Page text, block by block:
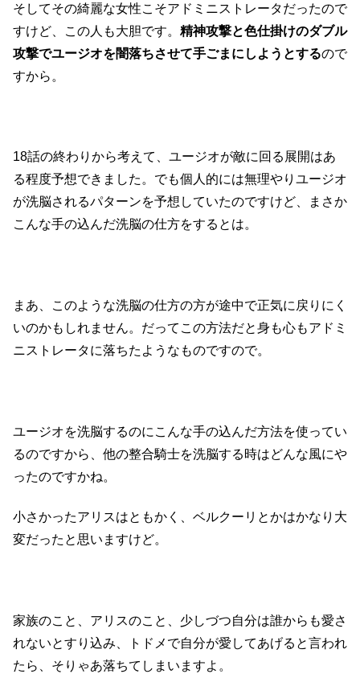
そしてその綺麗な女性こそアドミニストレータだったので
すけど、この人も大胆です。 精神攻撃と色仕掛けのダブル
攻撃でユージオを闇落ちさせて手ごまにしようとするので
すから。
18話の終わりから考えて、ユージオが敵に回る展開はあ
る程度予想できました。でも個人的には無理やりユージオ
が洗脳されるパターンを予想していたのですけど、まさか
こんな手の込んだ洗脳の仕方をするとは。
まあ、このような洗脳の仕方の方が途中で正気に戻りにく
いのかもしれません。だってこの方法だと身も心もアドミ
ニストレータに落ちたようなものですので。
ユージオを洗脳するのにこんな手の込んだ方法を使ってい
るのですから、他の整合騎士を洗脳する時はどんな風にや
ったのですかね。
小さかったアリスはともかく、ベルクーリとかはかなり大
変だったと思いますけど。
家族のこと、アリスのこと、少しづつ自分は誰からも愛さ
れないとすり込み、トドメで自分が愛してあげると言われ
たら、そりゃあ落ちてしまいますよ。